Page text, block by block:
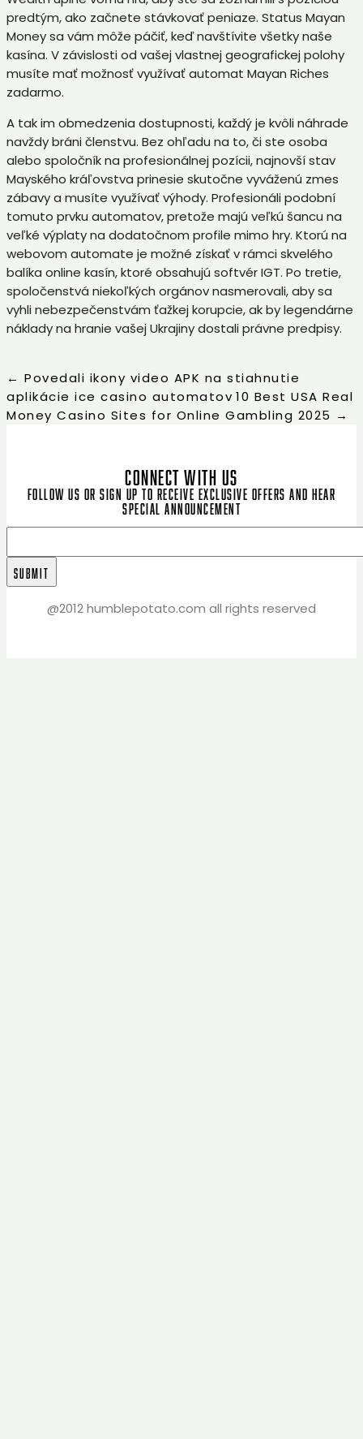
predtým, ako začnete stávkovať peniaze. Status Mayan
Money sa vám môže páčiť, keď navštívite všetky naše
kasína. V závislosti od vašej vlastnej geografickej polohy
musíte mať možnosť využívať automat Mayan Riches
zadarmo.
A tak im obmedzenia dostupnosti, každý je kvôli náhrade
navždy bráni členstvu. Bez ohľadu na to, či ste osoba
alebo spoločník na profesionálnej pozícii, najnovší stav
Mayského kráľovstva prinesie skutočne vyváženú zmes
zábavy a musíte využívať výhody. Profesionáli podobní
tomuto prvku automatov, pretože majú veľkú šancu na
veľké výplaty na dodatočnom profile mimo hry. Ktorú na
webovom automate je možné získať v rámci skvelého
balíka online kasín, ktoré obsahujú softvér IGT. Po tretie,
spoločenstvá niekoľkých orgánov nasmerovali, aby sa
vyhli nebezpečenstvám ťažkej korupcie, ak by legendárne
náklady na hranie vašej Ukrajiny dostali právne predpisy.
← Povedali ikony video APK na stiahnutie
aplikácie ice casino automatov 10 Best USA Real
Money Casino Sites for Online Gambling 2025 →
CONNECT WITH US
Follow us or sign up to receive exclusive offers and hear
special announcement
@2012 humblepotato.com all rights reserved